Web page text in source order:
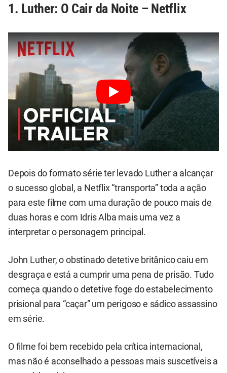
1. Luther: O Cair da Noite – Netflix
Depois do formato série ter levado Luther a alcançar
o sucesso global, a Netflix “transporta” toda a ação
para este filme com uma duração de pouco mais de
duas horas e com Idris Alba mais uma vez a
interpretar o personagem principal.
John Luther, o obstinado detetive britânico caiu em
desgraça e está a cumprir uma pena de prisão. Tudo
começa quando o detetive foge do estabelecimento
prisional para “caçar” um perigoso e sádico assassino
em série.
O filme foi bem recebido pela crítica internacional,
mas não é aconselhado a pessoas mais suscetíveis a